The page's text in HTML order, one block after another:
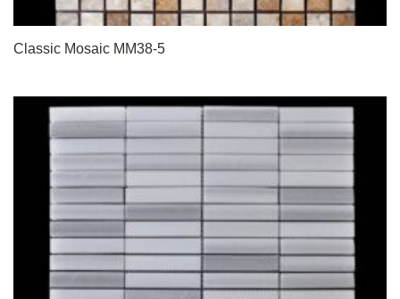
Classic Mosaic MM38-5